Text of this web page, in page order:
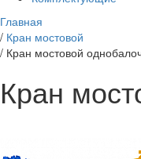
Главная
/ Кран мостовой
/ Кран мостовой
Кран